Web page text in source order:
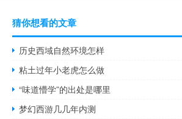
猜你想看的文章
历史西域自然环境怎样
粘土过年小老虎怎么做
“味道懵学”的出处是哪里
梦幻西游几几年内测